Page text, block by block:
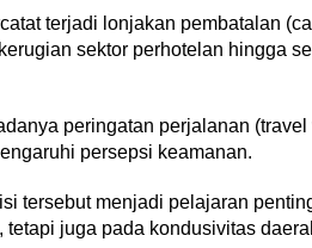
terjadi lonjakan pembatalan
sektor perhotelan hingga
peringatan perjalanan
persepsi keamanan.
tersebut menjadi pelajaran
tetapi juga pada kondusivitas